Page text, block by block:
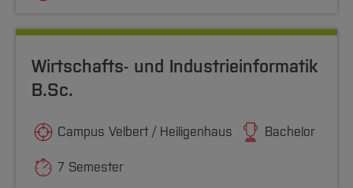
Wirtschafts- und Industrieinformatik
B.Sc.
Campus Velbert / Heiligenhaus Bachelor
7 Semester